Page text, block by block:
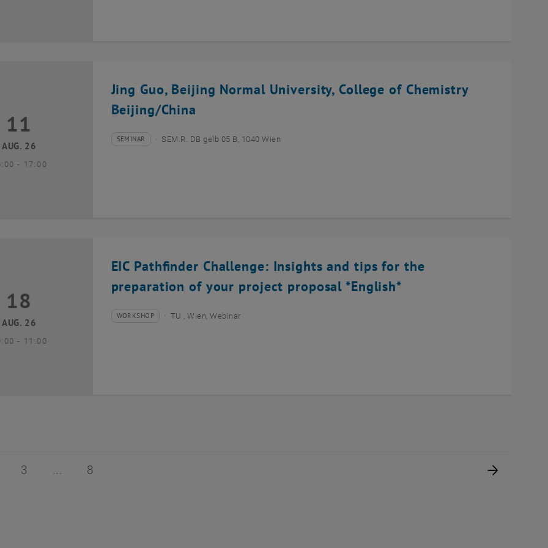
Jing Guo, Beijing Normal University, College of Chemistry
Beijing/China
August 2026
11
AUG. 26
- bis
17:00
Veranstaltungstyp:
SEMINAR
Veranstaltungsort:SEM.R. DB gelb 05 B, 1040 Wien
EIC Pathfinder Challenge: Insights and tips for the
preparation of your project proposal *English*
August 2026
18
AUG. 26
- bis
11:00
Veranstaltungstyp:
WORKSHOP
Veranstaltungsort:TU , Wien, Webinar
8
2 von 8
Seite 3 von 8
3 Seite 8 von 8
8